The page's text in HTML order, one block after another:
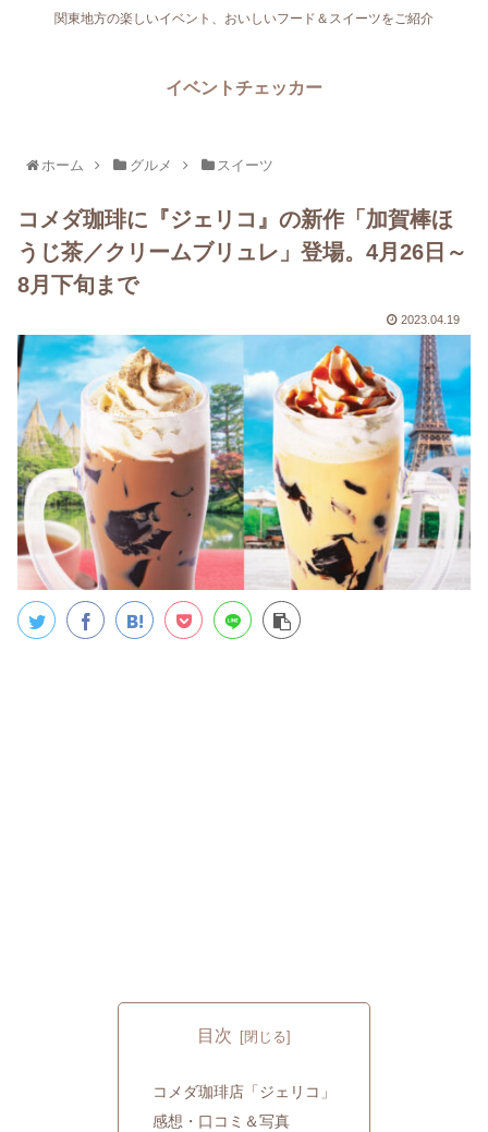
関東地方の楽しいイベント、おいしいフード＆スイーツをご紹介
イベントチェッカー
ホーム グルメ スイーツ
コメダ珈琲に『ジェリコ』の新作「加賀棒ほ
うじ茶／クリームブリュレ」登場。4月26日～
8月下旬まで
2023.04.19
目次
コメダ珈琲店「ジェリコ」
感想・口コミ＆写真